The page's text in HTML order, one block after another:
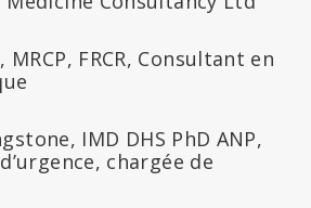
MRCP, FRCR, Consultant en
IMD DHS PhD ANP,
chargée de